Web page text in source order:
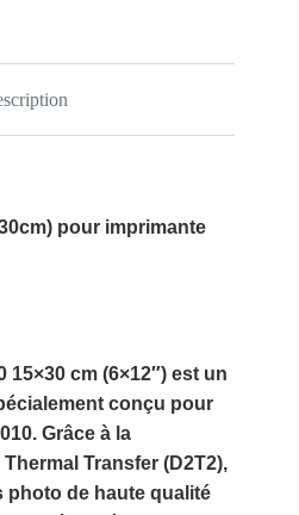
pour imprimante
15×30 cm (6×12″) est un
conçu pour
. Grâce à la
Transfer (D2T2),
photo de haute qualité